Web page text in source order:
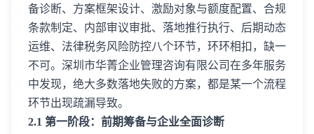
备诊断、方案框架设计、激励对象与额度配置、合规
条款制定、内部审议审批、落地推行执行、后期动态
运维、法律税务风险防控八个环节，环环相扣，缺一
不可。深圳市华菁企业管理咨询有限公司在多年服务
中发现，绝大多数落地失败的方案，都是某一个流程
环节出现疏漏导致。
2.1 第一阶段：前期筹备与企业全面诊断